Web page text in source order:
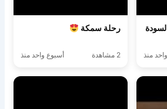
منذ
رحلة سمكة
2 مشاهدة أسبوع واحد منذ